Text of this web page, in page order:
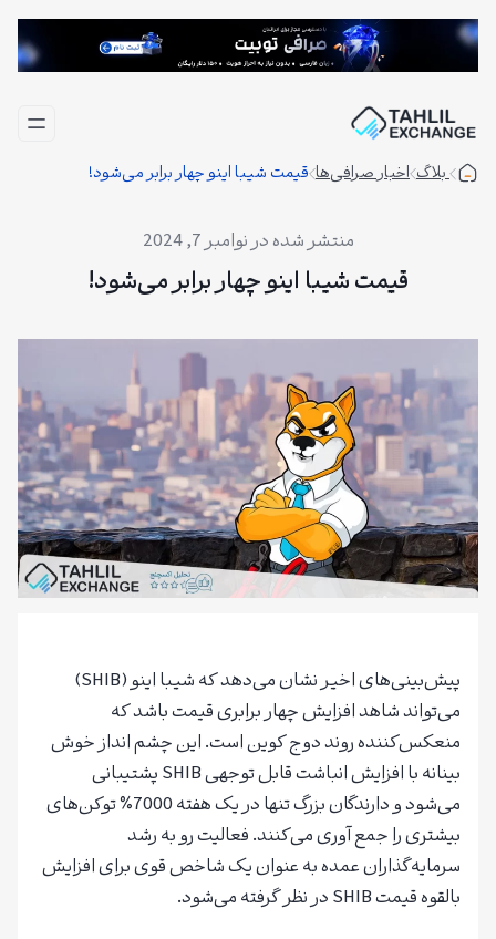
رفتن
بلاگ اخبار صرافی‌ها قیمت شیبا اینو چهار برابر می‌شود!
نوامبر 7, 2024
قیمت شیبا اینو چهار برابر می‌شود!
پیش‌بینی‌های اخیر نشان می‌دهد که شیبا اینو (SHIB)
می‌تواند شاهد افزایش چهار برابری قیمت باشد که
منعکس‌کننده روند دوج کوین است. این چشم انداز خوش
بینانه با افزایش انباشت قابل توجهی SHIB پشتیبانی
می‌شود و دارندگان بزرگ تنها در یک هفته 7000٪ توکن‌های
بیشتری را جمع آوری می‌کنند. فعالیت رو به رشد
سرمایه‌گذاران عمده به عنوان یک شاخص قوی برای افزایش
بالقوه قیمت SHIB در نظر گرفته می‌شود.